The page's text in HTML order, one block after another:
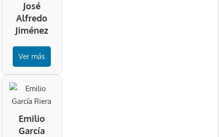
José
Alfredo
Jiménez
Ver más
Emilio
García